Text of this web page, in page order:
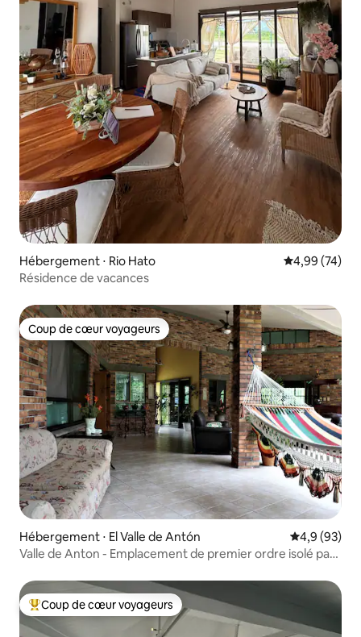
Hébergement ⋅ Rio Hato Évaluation
4,99 (74)
Résidence de vacances
Coup de cœur voyageurs
Coup de cœur voyageurs
Hébergement ⋅ El Valle de Antón Évaluation
4,9 (93)
Valle de Anton - Emplacement de premier ordre isolé par
Coups de cœur voyageurs les plus appréciés
Coup de cœur voyageurs